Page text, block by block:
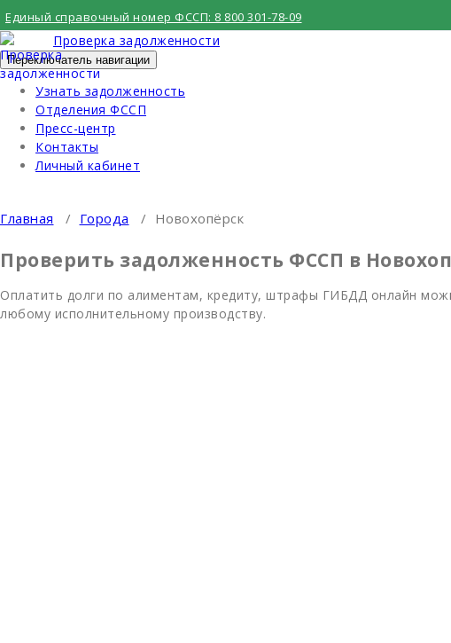
Перейти
к
содержимому
Единый справочный номер ФССП: 8 800 301-78-09
Проверка задолженности
Переключатель навигации
Узнать задолженность
Отделения ФССП
Пресс-центр
Контакты
Личный кабинет
Главная / Города / Новохопёрск
Проверить задолженность ФССП в
Оплатить долги по алиментам, кредиту, штрафы ГИБДД онлайн
любому исполнительному производству.